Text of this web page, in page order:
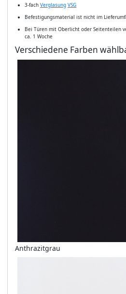
3-fach Verglasung VSG
Befestigungsmaterial ist nicht im
Bei Türen mit Oberlicht oder Seitenteilen
ca. 1 Woche
Verschiedene Farben
Anthrazitgrau